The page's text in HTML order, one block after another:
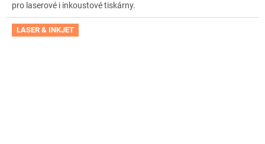
pro laserové i inkoustové tiskárny.
LASER & INKJET